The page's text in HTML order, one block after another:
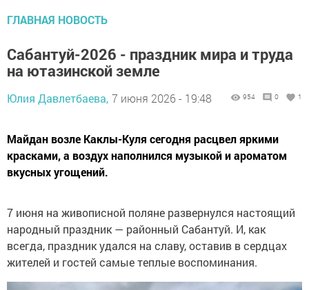
ГЛАВНАЯ НОВОСТЬ
Сабантуй-2026 - праздник мира и труда
на ютазинской земле
Юлия Давлетбаева, 7 июня 2026 - 19:48 954 0 1
Майдан возле Каклы-Куля сегодня расцвел яркими
красками, а воздух наполнился музыкой и ароматом
вкусных угощений.
7 июня на живописной поляне развернулся настоящий
народный праздник — районный Сабантуй. И, как
всегда, праздник удался на славу, оставив в сердцах
жителей и гостей самые теплые воспоминания.